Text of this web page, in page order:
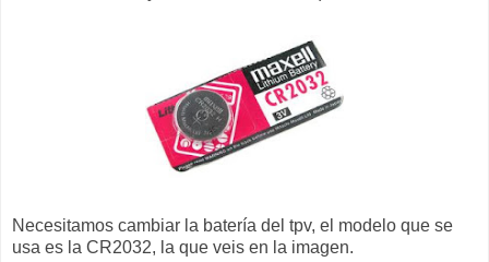
Necesitamos cambiar la batería del tpv, el modelo que se
usa es la CR2032, la que veis en la imagen.